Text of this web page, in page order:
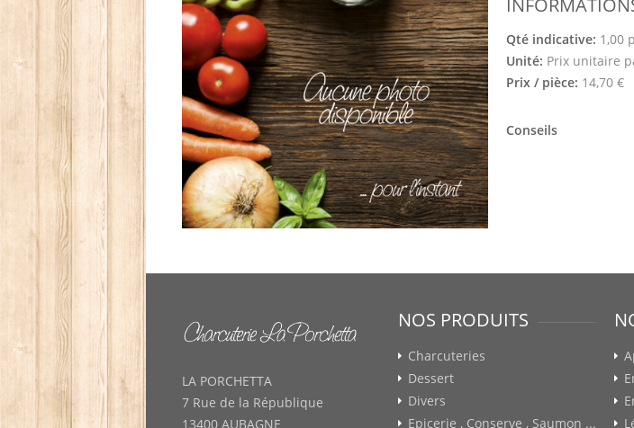
Qté indicative: 1,00
Unité: Prix unitaire
Prix / pièce: 14,70 €
Conseils
LA PORCHETTA
7 Rue de la République
13400 AUBAGNE
NOS PRODUITS
Charcuteries
Dessert
Divers
Epicerie , Conserve , Saumon ...